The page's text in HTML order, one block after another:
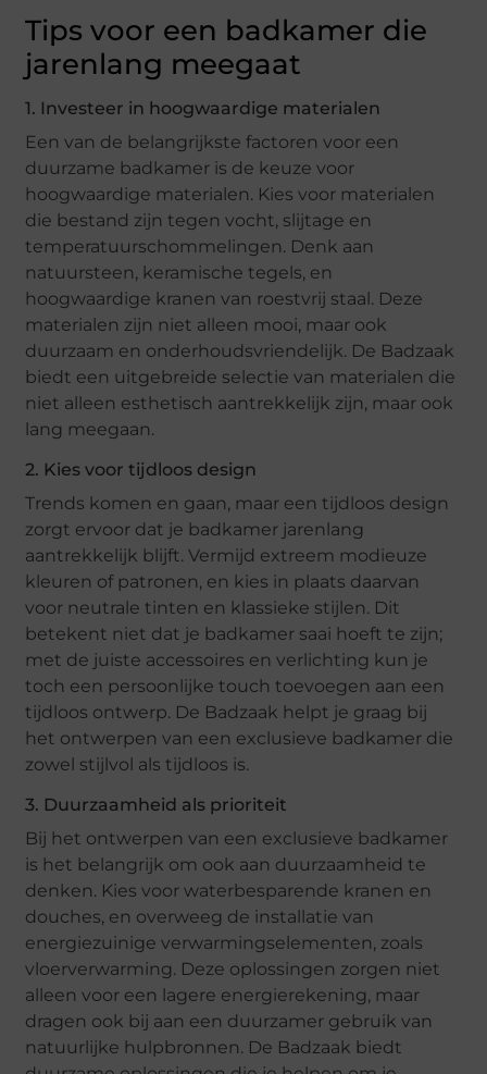
Tips voor een badkamer die
jarenlang meegaat
1. Investeer in hoogwaardige materialen
Een van de belangrijkste factoren voor een
duurzame badkamer is de keuze voor
hoogwaardige materialen. Kies voor materialen
die bestand zijn tegen vocht, slijtage en
temperatuurschommelingen. Denk aan
natuursteen, keramische tegels, en
hoogwaardige kranen van roestvrij staal. Deze
materialen zijn niet alleen mooi, maar ook
duurzaam en onderhoudsvriendelijk. De Badzaak
biedt een uitgebreide selectie van materialen die
niet alleen esthetisch aantrekkelijk zijn, maar ook
lang meegaan.
2. Kies voor tijdloos design
Trends komen en gaan, maar een tijdloos design
zorgt ervoor dat je badkamer jarenlang
aantrekkelijk blijft. Vermijd extreem modieuze
kleuren of patronen, en kies in plaats daarvan
voor neutrale tinten en klassieke stijlen. Dit
betekent niet dat je badkamer saai hoeft te zijn;
met de juiste accessoires en verlichting kun je
toch een persoonlijke touch toevoegen aan een
tijdloos ontwerp. De Badzaak helpt je graag bij
het ontwerpen van een exclusieve badkamer die
zowel stijlvol als tijdloos is.
3. Duurzaamheid als prioriteit
Bij het ontwerpen van een exclusieve badkamer
is het belangrijk om ook aan duurzaamheid te
denken. Kies voor waterbesparende kranen en
douches, en overweeg de installatie van
energiezuinige verwarmingselementen, zoals
vloerverwarming. Deze oplossingen zorgen niet
alleen voor een lagere energierekening, maar
dragen ook bij aan een duurzamer gebruik van
natuurlijke hulpbronnen. De Badzaak biedt